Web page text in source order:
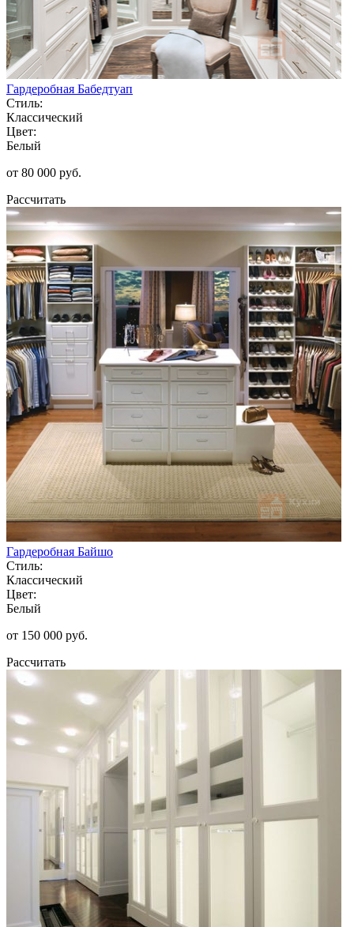
Гардеробная Бабедтуап
Стиль:
Классический
Цвет:
Белый
от 80 000 руб.
Рассчитать
Гардеробная Байшо
Стиль:
Классический
Цвет:
Белый
от 150 000 руб.
Рассчитать